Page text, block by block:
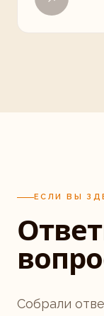
ЕСЛИ ВЫ
Собрали